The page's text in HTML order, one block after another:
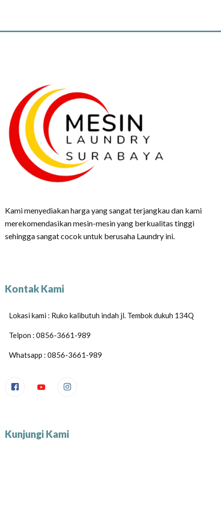
Kami menyediakan harga yang sangat terjangkau dan kami
merekomendasikan mesin-mesin yang berkualitas tinggi
sehingga sangat cocok untuk berusaha Laundry ini.
Kontak Kami
Lokasi kami : Ruko kalibutuh indah jl. Tembok dukuh 134Q
Telpon : 0856-3661-989
Whatsapp : 0856-3661-989
Kunjungi Kami